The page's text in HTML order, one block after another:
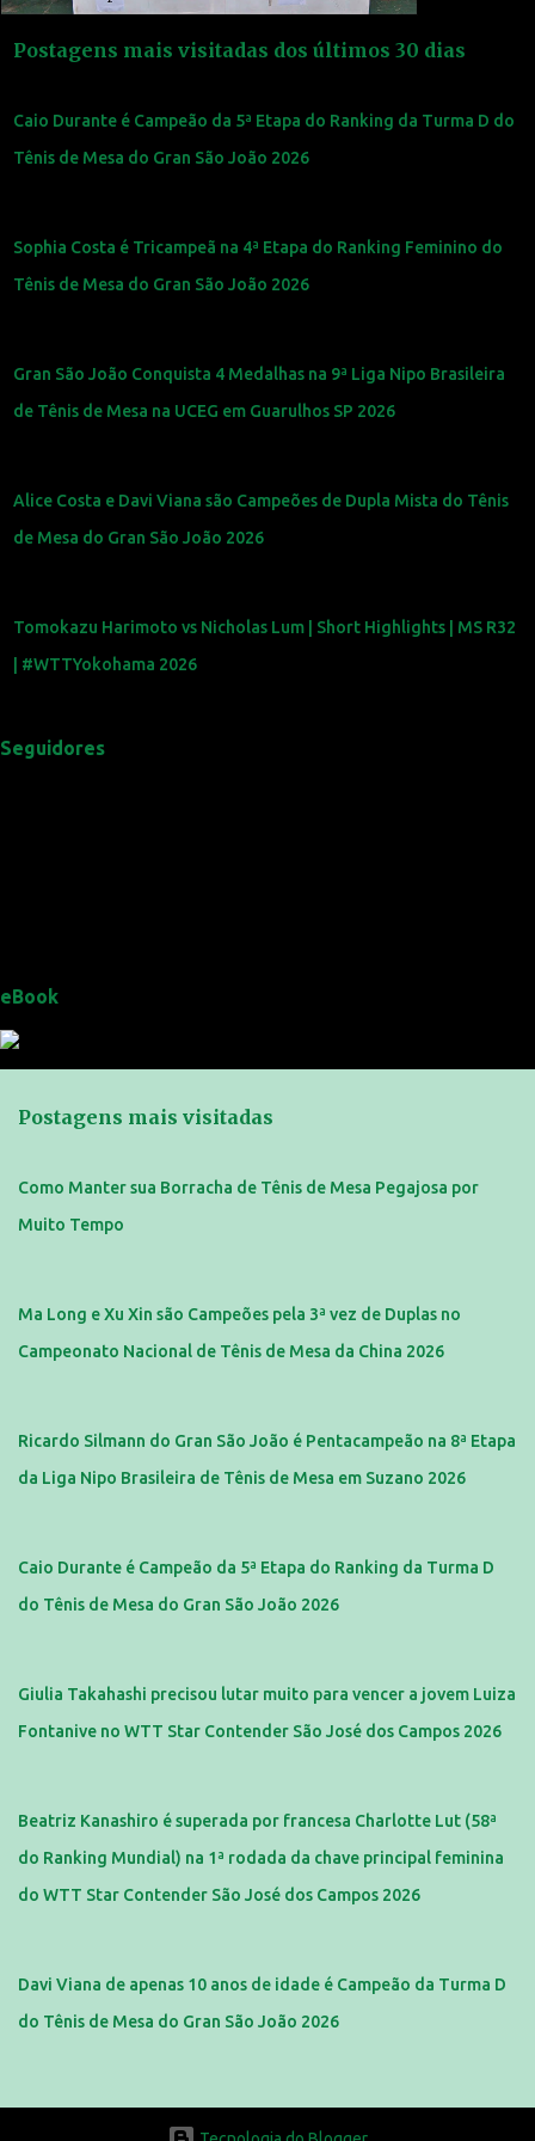
Postagens mais visitadas dos últimos 30 dias
Caio Durante é Campeão da 5ª Etapa do Ranking da Turma D do
Tênis de Mesa do Gran São João 2026
Sophia Costa é Tricampeã na 4ª Etapa do Ranking Feminino do
Tênis de Mesa do Gran São João 2026
Gran São João Conquista 4 Medalhas na 9ª Liga Nipo Brasileira
de Tênis de Mesa na UCEG em Guarulhos SP 2026
Alice Costa e Davi Viana são Campeões de Dupla Mista do Tênis
de Mesa do Gran São João 2026
Tomokazu Harimoto vs Nicholas Lum | Short Highlights | MS R32
| #WTTYokohama 2026
Seguidores
eBook
Postagens mais visitadas
Como Manter sua Borracha de Tênis de Mesa Pegajosa por
Muito Tempo
Ma Long e Xu Xin são Campeões pela 3ª vez de Duplas no
Campeonato Nacional de Tênis de Mesa da China 2026
Ricardo Silmann do Gran São João é Pentacampeão na 8ª Etapa
da Liga Nipo Brasileira de Tênis de Mesa em Suzano 2026
Caio Durante é Campeão da 5ª Etapa do Ranking da Turma D
do Tênis de Mesa do Gran São João 2026
Giulia Takahashi precisou lutar muito para vencer a jovem Luiza
Fontanive no WTT Star Contender São José dos Campos 2026
Beatriz Kanashiro é superada por francesa Charlotte Lut (58ª
do Ranking Mundial) na 1ª rodada da chave principal feminina
do WTT Star Contender São José dos Campos 2026
Davi Viana de apenas 10 anos de idade é Campeão da Turma D
do Tênis de Mesa do Gran São João 2026